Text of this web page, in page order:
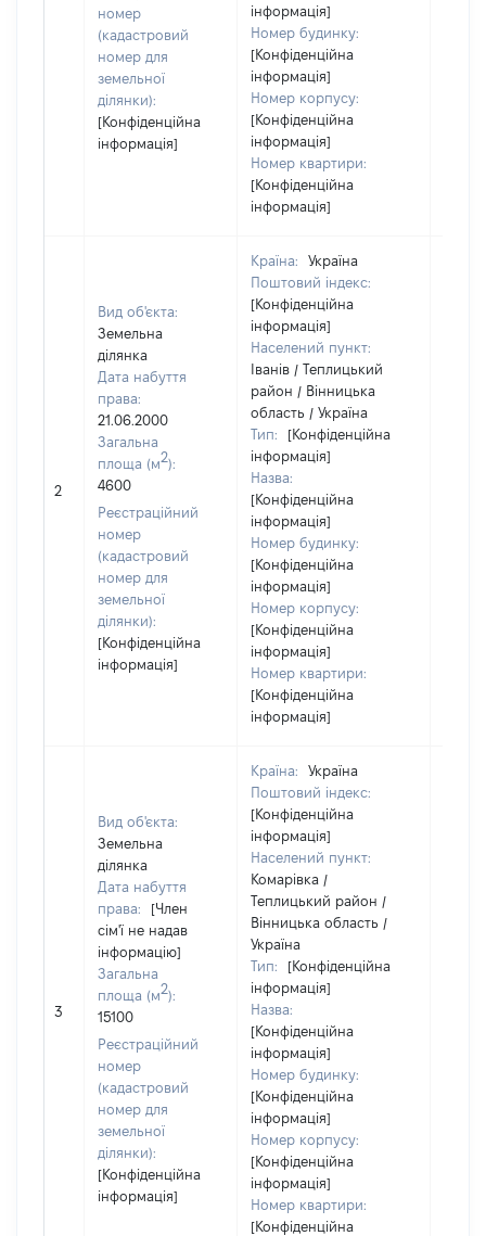
номер
(кадастровий
номер для
земельної
ділянки):
[Конфіденційна
інформація]
інформація]
Номер будинку:
[Конфіденційна
інформація]
Номер корпусу:
[Конфіденційна
інформація]
Номер квартири:
[Конфіденційна
інформація]
2
Вид об'єкта:
Земельна
ділянка
Дата набуття
права:
21.06.2000
Загальна
площа (м2):
4600
Реєстраційний
номер
(кадастровий
номер для
земельної
ділянки):
[Конфіденційна
інформація]
Країна:
Україна
Поштовий індекс:
[Конфіденційна
інформація]
Населений пункт:
Іванів / Теплицький
район / Вінницька
область / Україна
Тип:
[Конфіденційна
інформація]
Назва:
[Конфіденційна
інформація]
Номер будинку:
[Конфіденційна
інформація]
Номер корпусу:
[Конфіденційна
інформація]
Номер квартири:
[Конфіденційна
інформація]
3
Вид об'єкта:
Земельна
ділянка
Дата набуття
права:
[Член
сім'ї не надав
інформацію]
Загальна
площа (м2):
15100
Реєстраційний
номер
(кадастровий
номер для
земельної
ділянки):
[Конфіденційна
інформація]
Країна:
Україна
Поштовий індекс:
[Конфіденційна
інформація]
Населений пункт:
Комарівка /
Теплицький район /
Вінницька область /
Україна
Тип:
[Конфіденційна
інформація]
Назва:
[Конфіденційна
інформація]
Номер будинку:
[Конфіденційна
інформація]
Номер корпусу:
[Конфіденційна
інформація]
Номер квартири:
[Конфіденційна